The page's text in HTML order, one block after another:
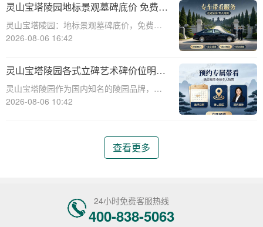
塔陵园标志性景观墓碑的基准定价策略，并
详细介绍免
灵山宝塔陵园地标景观墓碑底价 免费班
车配套购墓即享
灵山宝塔陵园：地标景观墓碑底价，免费班
车配套购墓即享☎ 灵山宝塔陵园电话:400-
的规划越来越重视。选择一个合适的墓地，
不仅是对逝者的尊重，也是对生者的
2026-08-06 16:42
灵山宝塔陵园各式立碑艺术碑价位明细
组团选购享折上折
灵山宝塔陵园作为国内知名的陵园品牌，提
供各式立碑艺术碑，满足不同用户的需求。
优惠政策。通过本文，读者将了解到不同类
2026-08-06 10:42
查看更多
24小时免费客服热线
400-838-5063